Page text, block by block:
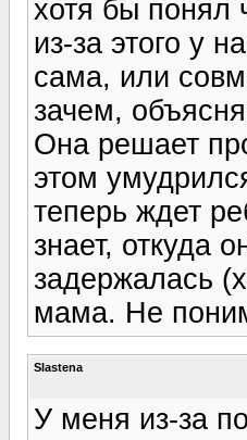
хотя бы понял
из-за этого у
сама, или
зачем,
Она решает
этом
теперь ждет
знает, откуда
задержалась
мама. Не
Slastena
У меня из-за